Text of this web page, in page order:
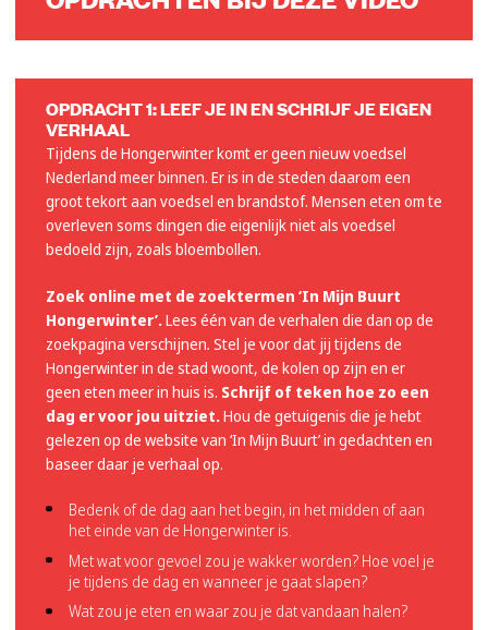
OPDRACHT 1: LEEF JE IN EN SCHRIJF JE EIGEN
VERHAAL
Tijdens de Hongerwinter komt er geen nieuw voedsel
Nederland meer binnen. Er is in de steden daarom een
groot tekort aan voedsel en brandstof. Mensen eten om te
overleven soms dingen die eigenlijk niet als voedsel
bedoeld zijn, zoals bloembollen.
Zoek online met de zoektermen ‘In Mijn Buurt
Hongerwinter’.Lees één van de verhalen die dan op de
zoekpagina verschijnen. Stel je voor dat jij tijdens de
Hongerwinter in de stad woont, de kolen op zijn en er
geen eten meer in huis is. Schrijf of teken hoe zo een
dag er voor jou uitziet.Hou de getuigenis die je hebt
gelezen op de website van ‘In Mijn Buurt’ in gedachten en
baseer daar je verhaal op.
Bedenk of de dag aan het begin, in het midden of aan
het einde van de Hongerwinter is.
Met wat voor gevoel zou je wakker worden? Hoe voel je
je tijdens de dag en wanneer je gaat slapen?
Wat zou je eten en waar zou je dat vandaan halen?